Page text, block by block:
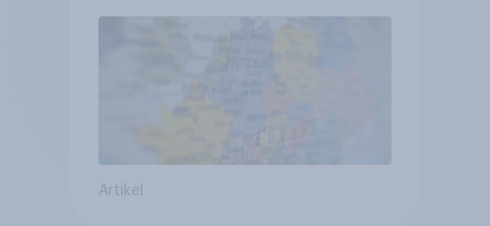
Artikel